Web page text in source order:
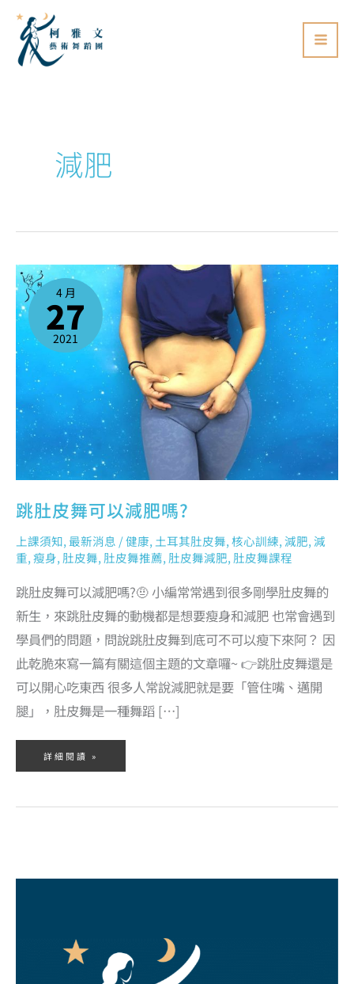
減肥
4 月
27
2021
跳肚皮舞可以減肥嗎?
上課須知,最新消息 /健康,土耳其肚皮舞,核心訓練,減肥,減
重,瘦身,肚皮舞,肚皮舞推薦,肚皮舞減肥,肚皮舞課程
跳肚皮舞可以減肥嗎?🤨 小編常常遇到很多剛學肚皮舞的
新生，來跳肚皮舞的動機都是想要瘦身和減肥 也常會遇到
學員們的問題，問說跳肚皮舞到底可不可以瘦下來阿？ 因
此乾脆來寫一篇有關這個主題的文章囉~ 👉跳肚皮舞還是
可以開心吃東西 很多人常說減肥就是要「管住嘴、邁開
腿」，肚皮舞是一種舞蹈 […]
跳
肚
皮
以
減
肥
嗎?
詳細閱讀 »